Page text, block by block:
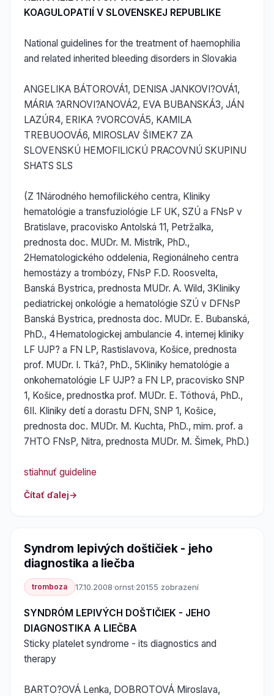
KOAGULOPATIÍ V SLOVENSKEJ REPUBLIKE
National guidelines for the treatment of haemophilia
and related inherited bleeding disorders in Slovakia
ANGELIKA BÁTOROVÁ1, DENISA JANKOVI?OVÁ1,
MÁRIA ?ARNOVI?ANOVÁ2, EVA BUBANSKÁ3, JÁN
LAZÚR4, ERIKA ?VORCOVÁ5, KAMILA
TREBUOOVÁ6, MIROSLAV ŠIMEK7 ZA
SLOVENSKÚ HEMOFILICKÚ PRACOVNÚ SKUPINU
SHATS SLS
(Z 1Národného hemofilického centra, Kliniky
hematológie a transfuziológie LF UK, SZÚ a FNsP v
Bratislave, pracovisko Antolská 11, Petržalka,
prednosta doc. MUDr. M. Mistrík, PhD.,
2Hematologického oddelenia, Regionálneho centra
hemostázy a trombózy, FNsP F.D. Roosvelta,
Banská Bystrica, prednosta MUDr. A. Wild, 3Kliniky
pediatrickej onkológie a hematológie SZÚ v DFNsP
Banská Bystrica, prednosta doc. MUDr. E. Bubanská,
PhD., 4Hematologickej ambulancie 4. internej kliniky
LF UJP? a FN LP, Rastislavova, Košice, prednosta
prof. MUDr. I. Tká?, PhD., 5Kliniky hematológie a
onkohematológie LF UJP? a FN LP, pracovisko SNP
1, Košice, prednostka prof. MUDr. E. Tóthová, PhD.,
6II. Kliniky detí a dorastu DFN, SNP 1, Košice,
prednosta doc. MUDr. M. Kuchta, PhD., mim. prof. a
7HTO FNsP, Nitra, prednosta MUDr. M. Šimek, PhD.)
stiahnuť guideline
Čítať ďalej
Syndrom lepivých doštičiek - jeho
diagnostika a liečba
tromboza 17.10.2008·ornst·20155 zobrazení
SYNDRÓM LEPIVÝCH DOŠTIČIEK - JEHO
DIAGNOSTIKA A LIEČBA
Sticky platelet syndrome - its diagnostics and
therapy
BARTO?OVÁ Lenka, DOBROTOVÁ Miroslava,